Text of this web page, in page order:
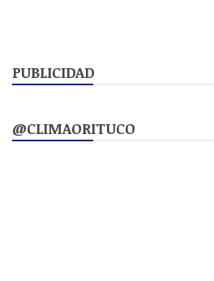
PUBLICIDAD
@CLIMAORITUCO